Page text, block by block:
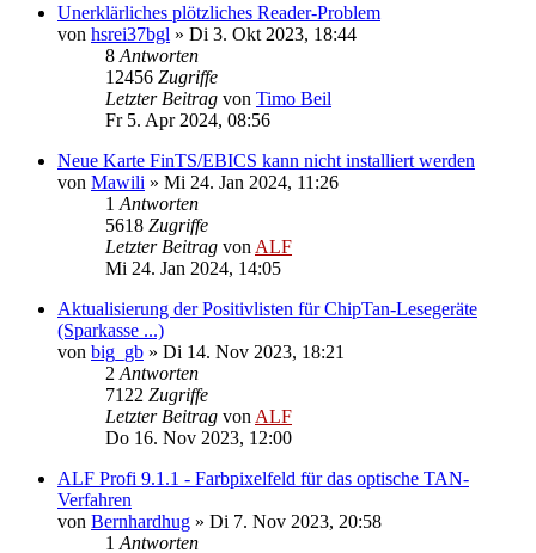
Unerklärliches plötzliches Reader-Problem
von hsrei37bgl » Di 3. Okt 2023, 18:44
8 Antworten
12456 Zugriffe
Letzter Beitrag von Timo Beil
Fr 5. Apr 2024, 08:56
Neue Karte FinTS/EBICS kann nicht installiert werden
von Mawili » Mi 24. Jan 2024, 11:26
1 Antworten
5618 Zugriffe
Letzter Beitrag von ALF
Mi 24. Jan 2024, 14:05
Aktualisierung der Positivlisten für ChipTan-Lesegeräte
(Sparkasse ...)
von big_gb » Di 14. Nov 2023, 18:21
2 Antworten
7122 Zugriffe
Letzter Beitrag von ALF
Do 16. Nov 2023, 12:00
ALF Profi 9.1.1 - Farbpixelfeld für das optische TAN-
Verfahren
von Bernhardhug » Di 7. Nov 2023, 20:58
1 Antworten